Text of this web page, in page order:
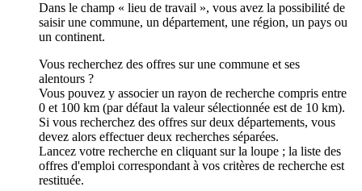
Dans le champ « lieu de travail », vous avez la possibilité de
saisir une commune, un département, une région, un pays ou
un continent.
Vous recherchez des offres sur une commune et ses
alentours ?
Vous pouvez y associer un rayon de recherche compris entre
0 et 100 km (par défaut la valeur sélectionnée est de 10 km).
Si vous recherchez des offres sur deux départements, vous
devez alors effectuer deux recherches séparées.
Lancez votre recherche en cliquant sur la loupe ; la liste des
offres d'emploi correspondant à vos critères de recherche est
restituée.